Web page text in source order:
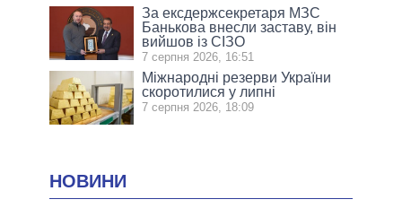
За ексдержсекретаря МЗС
Банькова внесли заставу, він
вийшов із СІЗО
7 серпня 2026, 16:51
Міжнародні резерви України
скоротилися у липні
7 серпня 2026, 18:09
НОВИНИ